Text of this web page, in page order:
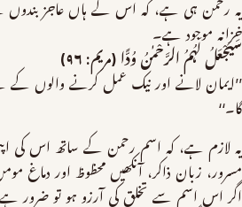
یہ رحمن ہی ہے، کہ اس کے ہاں عاجز بندوں کے
خزانہ موجود ہے۔
سَیَجْعَلُ لَہُمُ الرَّحْمٰنُ وُدًّا (مریم: ۹۶)
’’ایمان لانے اور نیک عمل کرنے والوں کے
گا۔‘‘
یہ لازم ہے، کہ اسم رحمن کے ساتھ اس کی
مسرور، زبان ذاکر، آنکھیں محظوظ اور دماغ
اگر اس اسم سے تخلق کی آرزو ہو تو ضرور ہے